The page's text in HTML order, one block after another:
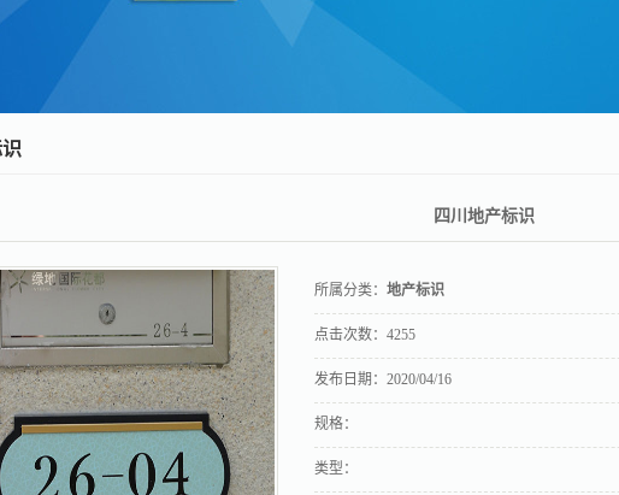
四川地产标识
所属分类： 地产标识
点击次数： 4255
发布日期： 2020/04/16
规格：
类型：